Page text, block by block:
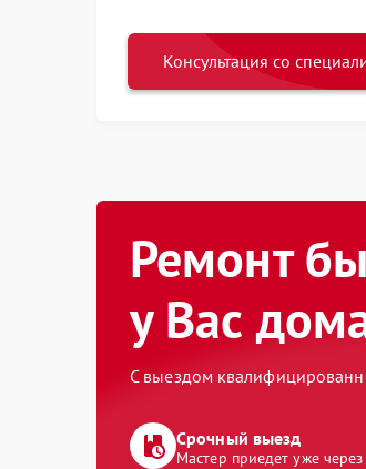
Консультация со
Ремонт
у Вас
С выездом
Срочный выезд
Мастер приедет уже